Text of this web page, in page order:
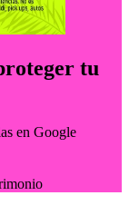
tu
en Google